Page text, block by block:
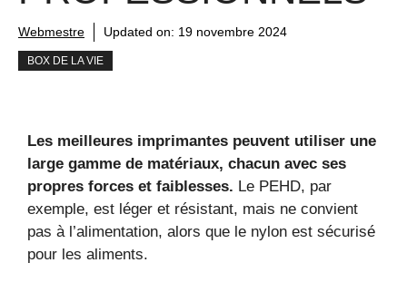
Webmestre Updated on: 19 novembre 2024
BOX DE LA VIE
Les meilleures imprimantes peuvent utiliser une
large gamme de matériaux, chacun avec ses
propres forces et faiblesses. Le PEHD, par
exemple, est léger et résistant, mais ne convient
pas à l’alimentation, alors que le nylon est sécurisé
pour les aliments.